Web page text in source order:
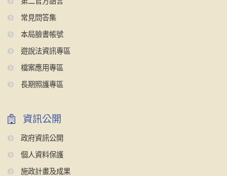
常見問答集
本局臉書帳號
遊說法資訊專區
檔案應用專區
長期照護專區
資訊公開
政府資訊公開
個人資料保護
施政計畫及成果